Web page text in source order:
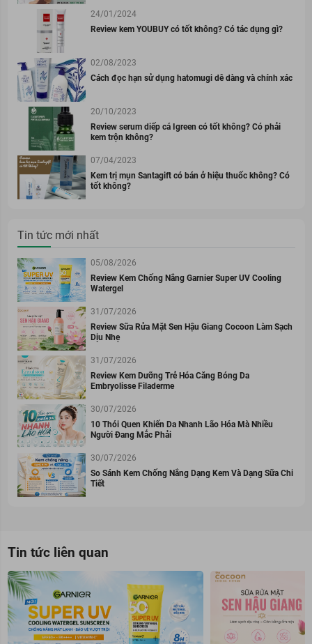
24/01/2024
Review kem YOUBUY có tốt không? Có tác dụng gì?
02/08/2023
Cách đọc hạn sử dụng hatomugi dễ dàng và chính xác
20/10/2023
Review serum diếp cá Igreen có tốt không? Có phải
kem trộn không?
07/04/2023
Kem trị mụn Santagift có bán ở hiệu thuốc không? Có
tốt không?
Tin tức mới nhất
05/08/2026
Review Kem Chống Nắng Garnier Super UV Cooling
Watergel
31/07/2026
Review Sữa Rửa Mặt Sen Hậu Giang Cocoon Làm Sạch
Dịu Nhẹ
31/07/2026
Review Kem Dưỡng Trẻ Hóa Căng Bóng Da
Embryolisse Filaderme
30/07/2026
10 Thói Quen Khiến Da Nhanh Lão Hóa Mà Nhiều
Người Đang Mắc Phải
30/07/2026
So Sánh Kem Chống Nắng Dạng Kem Và Dạng Sữa Chi
Tiết
Tin tức liên quan